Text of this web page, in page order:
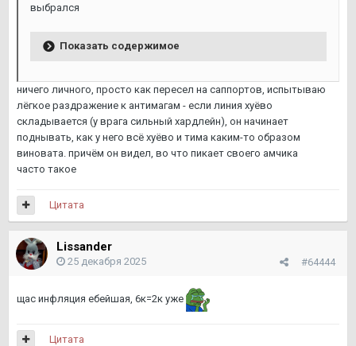
выбрался
Показать содержимое
ничего личного, просто как пересел на саппортов, испытываю
лёгкое раздражение к антимагам - если линия хуёво
складывается (у врага сильный хардлейн), он начинает
поднывать, как у него всё хуёво и тима каким-то образом
виновата. причём он видел, во что пикает своего амчика
часто такое
Цитата
Lissander
#64444
25 декабря 2025
щас инфляция ебейшая, 6к=2к уже
Цитата